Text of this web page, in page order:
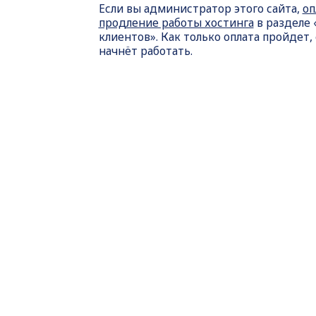
Если вы администратор этого сайта,
продление работы хостингав разделе
клиентов». Как только оплата пройдет,
начнёт работать.